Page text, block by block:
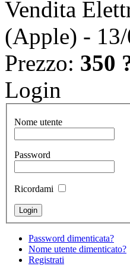
Vendita
(Apple) -
Prezzo: 350
Login
Nome utente
Password
Ricordami
Password dimenticata?
Nome utente dimenticato?
Registrati